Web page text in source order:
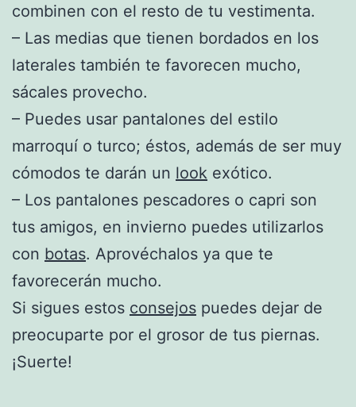
combinen con el resto de tu vestimenta.
– Las medias que tienen bordados en los
laterales también te favorecen mucho,
sácales provecho.
– Puedes usar pantalones del estilo
marroquí o turco; éstos, además de ser muy
cómodos te darán un look exótico.
– Los pantalones pescadores o capri son
tus amigos, en invierno puedes utilizarlos
con botas. Aprovéchalos ya que te
favorecerán mucho.
Si sigues estos consejos puedes dejar de
preocuparte por el grosor de tus piernas.
¡Suerte!